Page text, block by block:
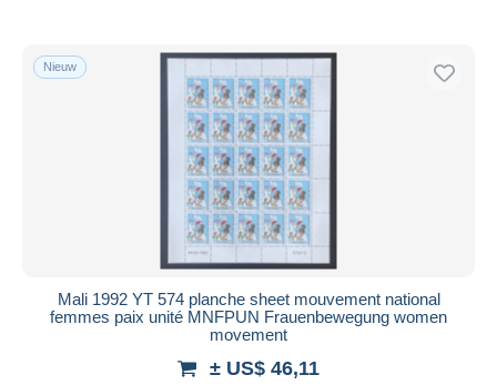
Nieuw
Mali 1992 YT 574 planche sheet mouvement national
femmes paix unité MNFPUN Frauenbewegung women
movement
± US$ 46,11